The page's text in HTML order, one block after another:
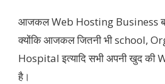
आजकल Web Hosting Business
क्योंकि आजकल जितनी भी school,
Hospital इत्यादि सभी अपनी खुद की
है।